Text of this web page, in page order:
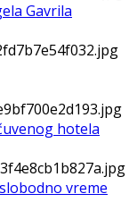
Gavrila
hotela
vreme